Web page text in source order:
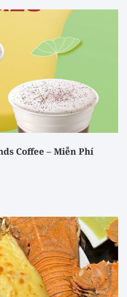
Coffee – Miễn Phí